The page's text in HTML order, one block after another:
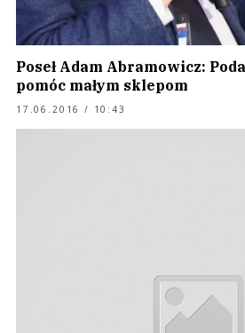
Poseł Adam Abramowicz:
pomóc małym sklepom
17.06.2016 / 10:43